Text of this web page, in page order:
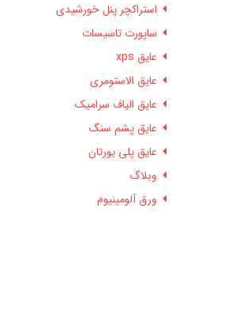
استراکچر پنل خورشیدی
ساپورت تاسیسات
عایق xps
عایق الاستومری
عایق الیاف سرامیک
عایق پشم سنگ
عایق پلی یورتان
وبلاگ
ورق آلومینیوم